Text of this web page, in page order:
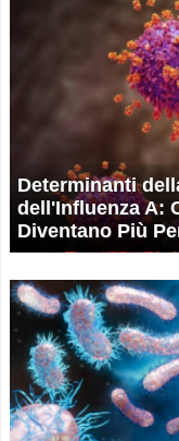
Determinanti
dell'Influenza A:
Diventano Più